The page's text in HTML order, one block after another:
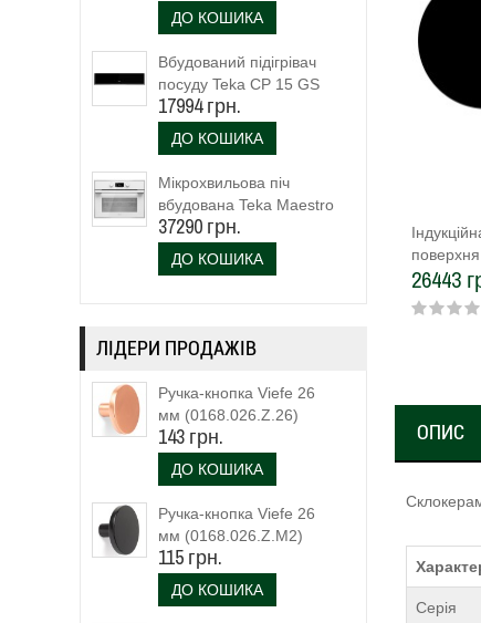
ДО КОШИКА
Вбудований підігрівач
посуду Teka CP 15 GS
(40589920)
17994 грн.
ДО КОШИКА
Мікрохвильова піч
вбудована Teka Maestro
MLC 844 (111160023)
біле скло
37290 грн.
ДО КОШИКА
ЛІДЕРИ ПРОДАЖІВ
Ручка-кнопка Viefe 26
мм (0168.026.Z.26)
143 грн.
ДО КОШИКА
Ручка-кнопка Viefe 26
мм (0168.026.Z.M2)
чорний матовий
115 грн.
ДО КОШИКА
Induction
26443
ОПИС
Серія